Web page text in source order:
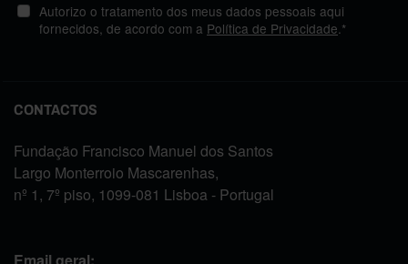
Autorizo o tratamento dos meus dados pessoais aqui
fornecidos, de acordo com a Política de Privacidade .*
CONTACTOS
Fundação Francisco Manuel dos Santos
Largo Monterroio Mascarenhas,
nº 1, 7º piso, 1099-081 Lisboa - Portugal